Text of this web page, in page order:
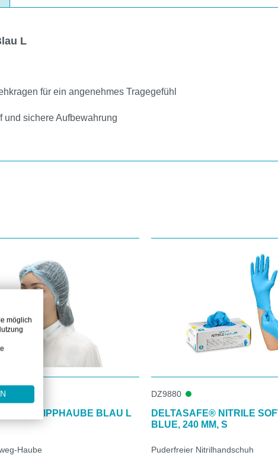
L
für ein angenehmes Tragegefühl
und sichere Aufbewahrung
KLIPPHAUBE BLAU L
Haube
DZ9880
DELTASAFE® NITRILE
BLUE, 240 MM, S
Puderfreier Nitrilhandschuh
möglich